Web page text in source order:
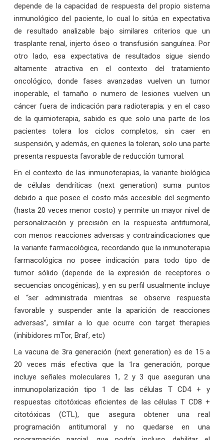
depende de la capacidad de respuesta del propio sistema
inmunológico del paciente, lo cual lo sitúa en expectativa
de resultado analizable bajo similares criterios que un
trasplante renal, injerto óseo o transfusión sanguínea. Por
otro lado, esa expectativa de resultados sigue siendo
altamente atractiva en el contexto del tratamiento
oncológico, donde fases avanzadas vuelven un tumor
inoperable, el tamaño o numero de lesiones vuelven un
cáncer fuera de indicación para radioterapia; y en el caso
de la quimioterapia, sabido es que solo una parte de los
pacientes tolera los ciclos completos, sin caer en
suspensión, y además, en quienes la toleran, solo una parte
presenta respuesta favorable de reducción tumoral.
En el contexto de las inmunoterapias, la variante biológica
de células dendríticas (next generation) suma puntos
debido a que posee el costo más accesible del segmento
(hasta 20 veces menor costo) y permite un mayor nivel de
personalización y precisión en la respuesta antitumoral,
con menos reacciones adversas y contraindicaciones que
la variante farmacológica, recordando que la inmunoterapia
farmacológica no posee indicación para todo tipo de
tumor sólido (depende de la expresión de receptores o
secuencias oncogénicas), y en su perfil usualmente incluye
el “ser administrada mientras se observe respuesta
favorable y suspender ante la aparición de reacciones
adversas”, similar a lo que ocurre con target therapies
(inhibidores mTor, Braf, etc)
La vacuna de 3ra generación (next generation) es de 15 a
20 veces más efectiva que la 1ra generación, porque
incluye señales moleculares 1, 2 y 3 que aseguran una
inmunopolarización tipo 1 de las células T CD4 + y
respuestas citotóxicas eficientes de las células T CD8 +
citotóxicas (CTL), que asegura obtener una real
programación antitumoral y no quedarse en una